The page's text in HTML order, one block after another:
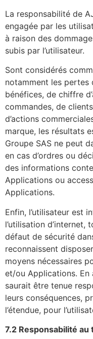
La responsabilité de
engagée par les
à raison des
subis par l’utilisateur.
Sont considérés
notamment les pertes
bénéfices, de chiffre
commandes, de
d’actions
marque, les résultats
Groupe SAS ne peut
en cas d’ordres ou
des informations
Applications ou
Applications.
Enfin, l’utilisateur est
l’utilisation
défaut de sécurité
reconnaissent
moyens nécessaires
et/ou Applications. En
saurait être tenue
leurs conséquences,
l’étendue, pour
7.2 Responsabilité